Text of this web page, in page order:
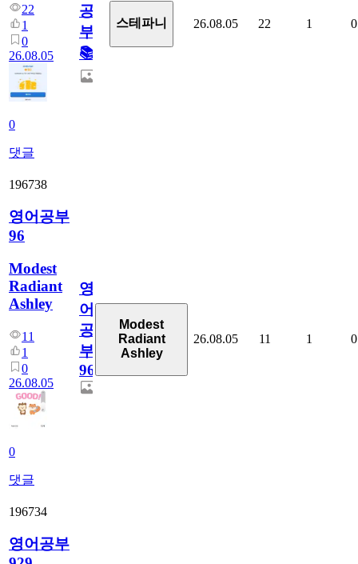
22
1
0
26.08.05
0
댓글
공
부!
📚
스테파니 26.08.05 22 1 0
196738
영어공부
96
Modest
Radiant
Ashley
11
1
0
26.08.05
0
댓글
영
어
공
부
96
Modest
Radiant
Ashley
26.08.05 11 1 0
196734
영어공부